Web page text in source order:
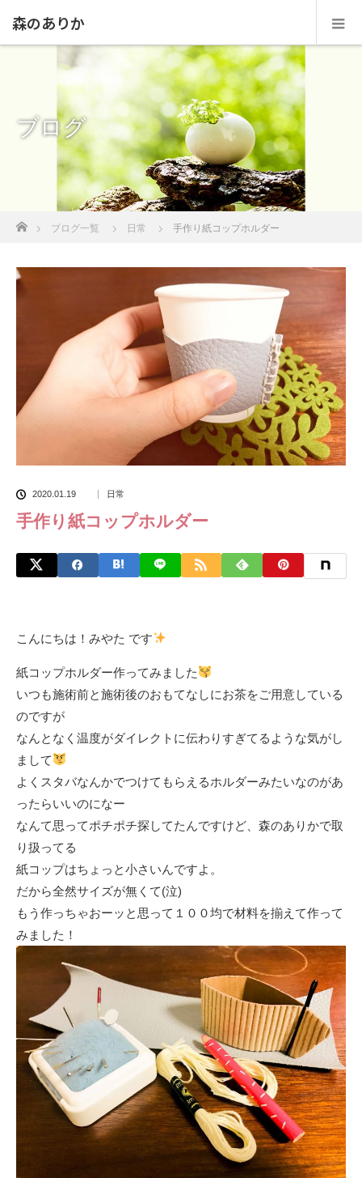
森のありか
ブログ
ブログ一覧 日常 手作り紙コップホルダー
2020.01.19 日常
手作り紙コップホルダー
こんにちは！みやた です
紙コップホルダー作ってみました
いつも施術前と施術後のおもてなしにお茶をご用意している
のですが
なんとなく温度がダイレクトに伝わりすぎてるような気がし
まして
よくスタバなんかでつけてもらえるホルダーみたいなのがあ
ったらいいのになー
なんて思ってポチポチ探してたんですけど、森のありかで取
り扱ってる
紙コップはちょっと小さいんですよ。
だから全然サイズが無くて(泣)
もう作っちゃおーッと思って１００均で材料を揃えて作って
みました！